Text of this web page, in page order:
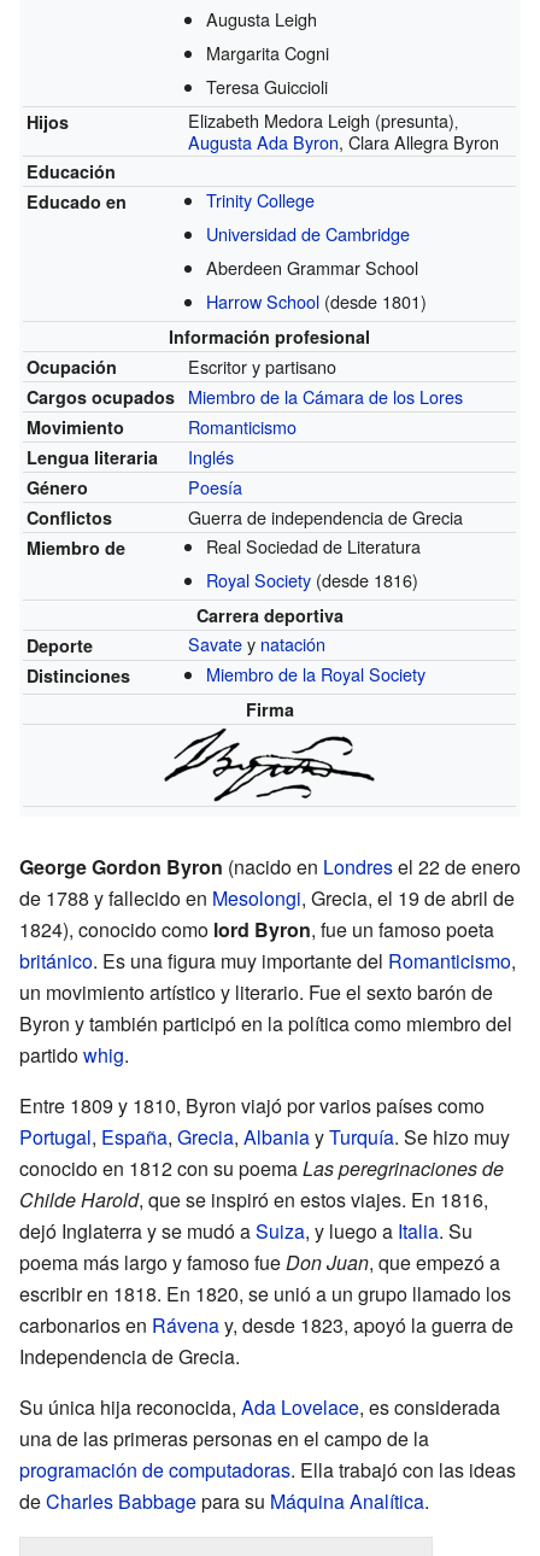
Augusta Leigh
Margarita Cogni
Teresa Guiccioli
Hijos
Elizabeth Medora Leigh (presunta)‚
Augusta Ada Byron, Clara Allegra Byron
Educación
Educado en
Trinity College
Universidad de Cambridge
Aberdeen Grammar School
Harrow School (desde 1801)
Información profesional
Ocupación
Escritor y partisano
Cargos ocupados Miembro de la Cámara de los Lores
Movimiento Romanticismo
Lengua literaria Inglés
Género Poesía
Conflictos Guerra de independencia de Grecia
Miembro de
Real Sociedad de Literatura
Royal Society (desde 1816)
Carrera deportiva
Deporte
Savatey natación
Distinciones Miembro de la Royal Society
Firma
George Gordon Byron (nacido en Londresel 22 de enero
de 1788 y fallecido en Mesolongi, Grecia, el 19 de abril de
1824), conocido como lord Byron, fue un famoso poeta
británico. Es una figura muy importante del Romanticismo,
un movimiento artístico y literario. Fue el sexto barón de
Byron y también participó en la política como miembro del
partidowhig.
Entre 1809 y 1810, Byron viajó por varios países como
Portugal, España, Grecia, AlbaniayTurquía. Se hizo muy
conocido en 1812 con su poemaLas peregrinaciones de
Childe Harold, que se inspiró en estos viajes. En 1816,
dejó Inglaterra y se mudó aSuiza, y luego a Italia. Su
poema más largo y famoso fueDon Juan, que empezó a
escribir en 1818. En 1820, se unió a un grupo llamado los
carbonarios en Rávenay, desde 1823, apoyó la guerra de
Independencia de Grecia.
Su única hija reconocida, Ada Lovelace, es considerada
una de las primeras personas en el campo de la
programación de computadoras. Ella trabajó con las ideas
deCharles Babbagepara su Máquina Analítica.